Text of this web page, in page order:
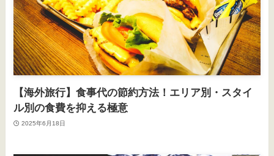
【海外旅行】食事代の節約方法！エリア別・スタイ
ル別の食費を抑える極意
2025年6月18日